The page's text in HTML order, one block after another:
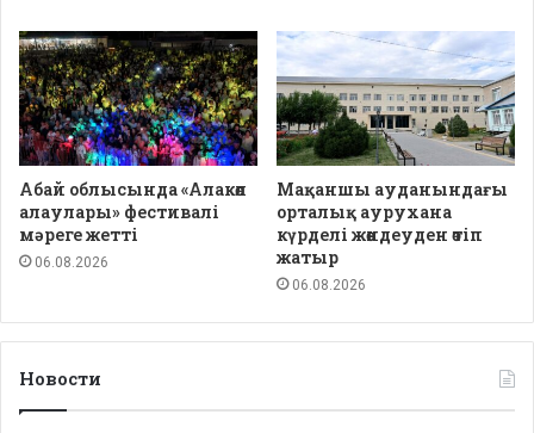
Абай облысында «Алакөл
алаулары» фестивалі
мәреге жетті
06.08.2026
Мақаншы ауданындағы
орталық аурухана
күрделі жөндеуден өтіп
жатыр
06.08.2026
Новости